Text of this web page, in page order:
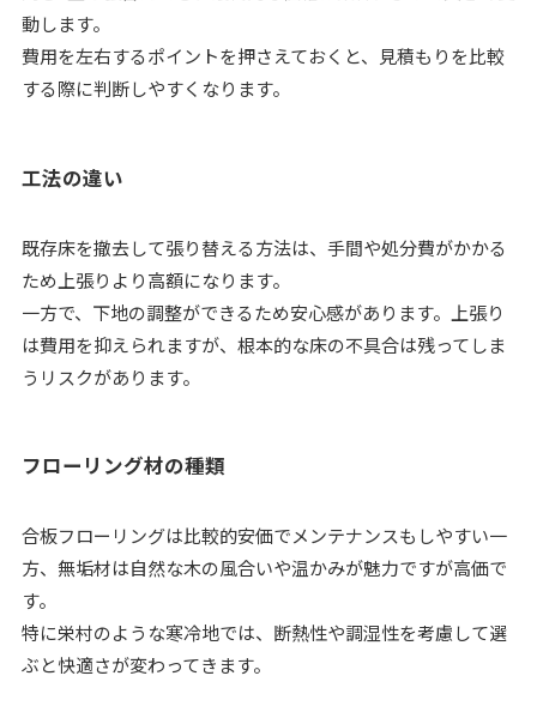
動します。
費用を左右するポイントを押さえておくと、見積もりを比較
する際に判断しやすくなります。
工法の違い
既存床を撤去して張り替える方法は、手間や処分費がかかる
ため上張りより高額になります。
一方で、下地の調整ができるため安心感があります。上張り
は費用を抑えられますが、根本的な床の不具合は残ってしま
うリスクがあります。
フローリング材の種類
合板フローリングは比較的安価でメンテナンスもしやすい一
方、無垢材は自然な木の風合いや温かみが魅力ですが高価で
す。
特に栄村のような寒冷地では、断熱性や調湿性を考慮して選
ぶと快適さが変わってきます。